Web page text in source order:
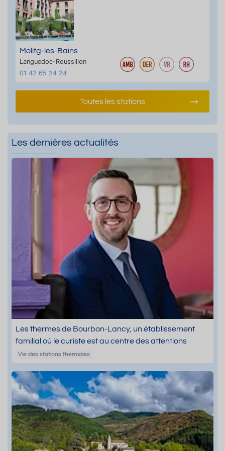
Molitg-les-Bains
Languedoc-Roussillon
01 42 65 24 24
Toutes les stations
Les dernières actualités
Les thermes de Bourbon-Lancy, un établissement
familial où le curiste est au centre des attentions
Vie des stations thermales